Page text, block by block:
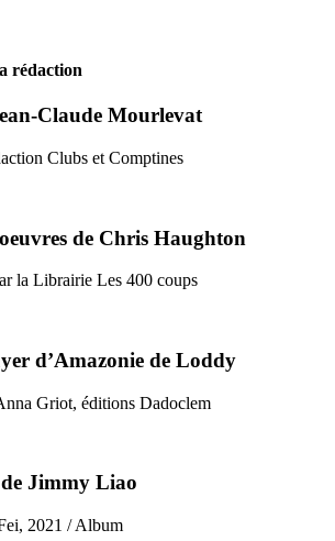
rédaction
Claude Mourlevat
Clubs et Comptines
de Chris Haughton
la Librairie Les 400 coups
d’Amazonie de Loddy
Griot, éditions Dadoclem
Jimmy Liao
2021 / Album